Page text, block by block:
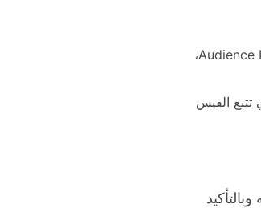
Audience،
الفيس